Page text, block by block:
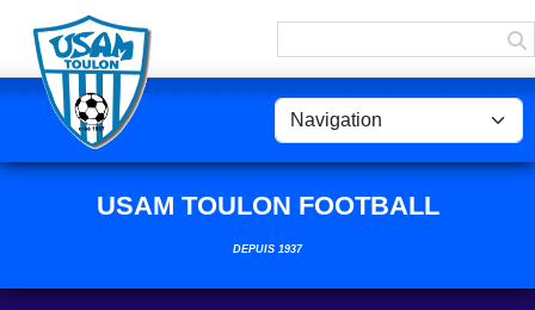
USAM TOULON FOOTBALL
DEPUIS 1937
Panneau de gestion des cookies